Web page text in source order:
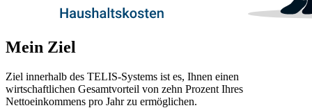
Mein Ziel
Ziel innerhalb des TELIS-Systems ist es, Ihnen einen
wirtschaftlichen Gesamtvorteil von zehn Prozent Ihres
Nettoeinkommens pro Jahr zu ermöglichen.